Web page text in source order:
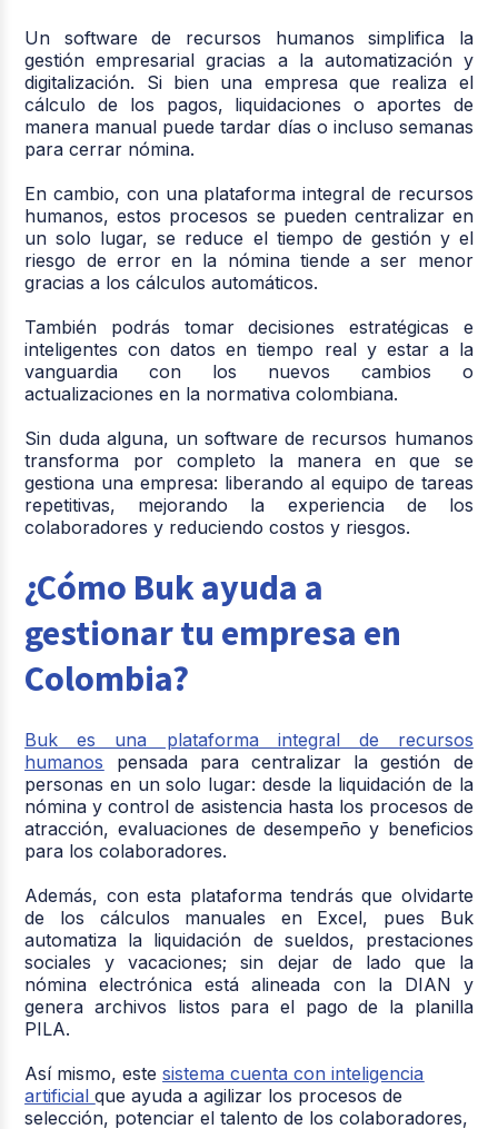
Un software de recursos humanos simplifica la
gestión empresarial gracias a la automatización y
digitalización. Si bien una empresa que realiza el
cálculo de los pagos, liquidaciones o aportes de
manera manual puede tardar días o incluso semanas
para cerrar nómina.
En cambio, con una plataforma integral de recursos
humanos, estos procesos se pueden centralizar en
un solo lugar, se reduce el tiempo de gestión y el
riesgo de error en la nómina tiende a ser menor
gracias a los cálculos automáticos.
También podrás tomar decisiones estratégicas e
inteligentes con datos en tiempo real y estar a la
vanguardia con los nuevos cambios o
actualizaciones en la normativa colombiana.
Sin duda alguna, un software de recursos humanos
transforma por completo la manera en que se
gestiona una empresa: liberando al equipo de tareas
repetitivas, mejorando la experiencia de los
colaboradores y reduciendo costos y riesgos.
¿Cómo Buk ayuda a
gestionar tu empresa en
Colombia?
Buk es una plataforma integral de recursos
humanos pensada para centralizar la gestión de
personas en un solo lugar: desde la liquidación de la
nómina y control de asistencia hasta los procesos de
atracción, evaluaciones de desempeño y beneficios
para los colaboradores.
Además, con esta plataforma tendrás que olvidarte
de los cálculos manuales en Excel, pues Buk
automatiza la liquidación de sueldos, prestaciones
sociales y vacaciones; sin dejar de lado que la
nómina electrónica está alineada con la DIAN y
genera archivos listos para el pago de la planilla
PILA.
Así mismo, estesistema cuenta con inteligencia
artificialque ayuda a agilizar los procesos de
selección, potenciar el talento de los colaboradores,